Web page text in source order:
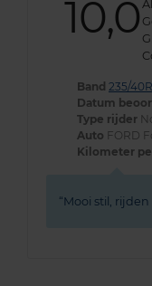
10,0
Band 235/
Datum
Type rijder
Auto FORD
Kilometer
Mooi stil,